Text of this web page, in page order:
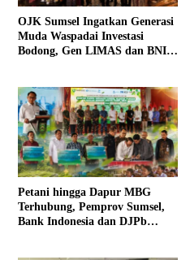
OJK Sumsel Ingatkan Generasi
Muda Waspadai Investasi
Bodong, Gen LIMAS dan BNI
Petani hingga Dapur MBG
Terhubung, Pemprov Sumsel,
Bank Indonesia dan DJPb